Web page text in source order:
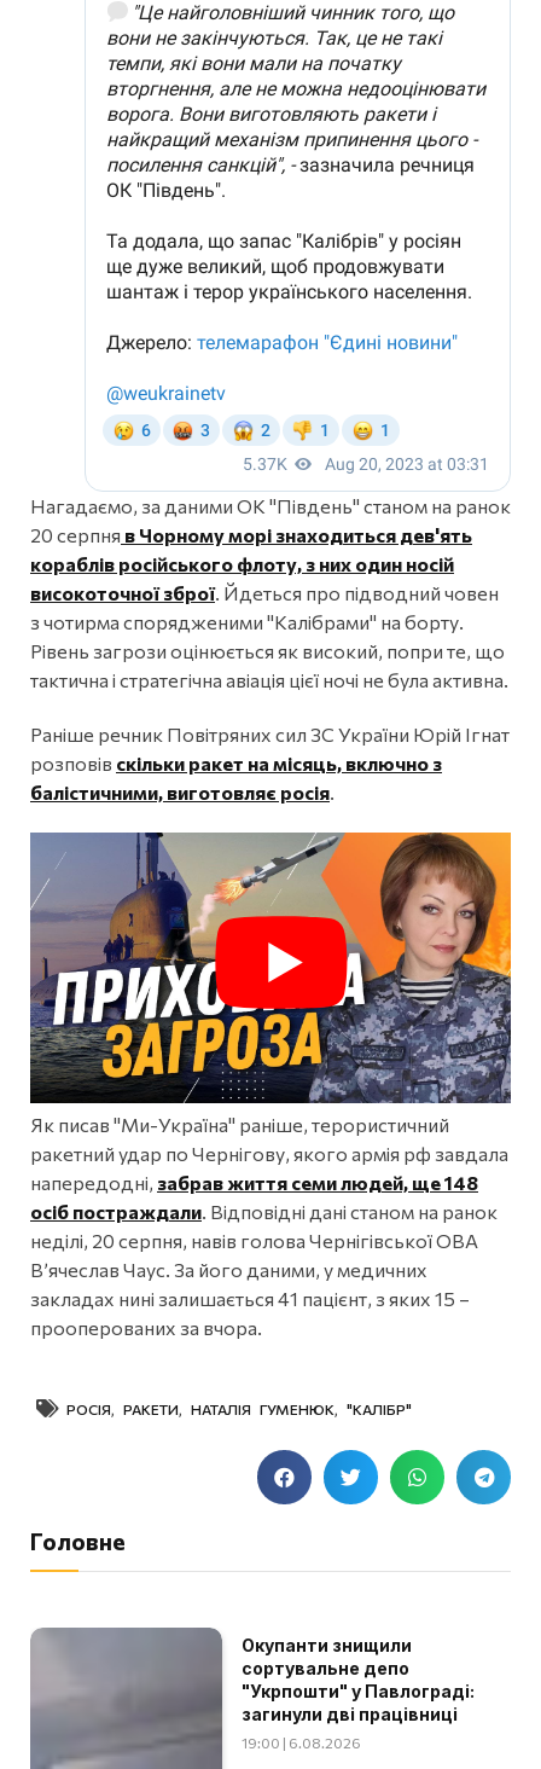
Нагадаємо, за даними ОК "Південь" станом на ранок
20 серпня в Чорному морі знаходиться дев'ять
кораблів російського флоту, з них один носій
високоточної зброї. Йдеться про підводний човен
з чотирма спорядженими "Калібрами" на борту.
Рівень загрози оцінюється як високий, попри те, що
тактична і стратегічна авіація цієї ночі не була активна.
Раніше речник Повітряних сил ЗС України Юрій Ігнат
розповів скільки ракет на місяць, включно з
балістичними, виготовляє росія
Як писав "Ми-Україна" раніше, терористичний
ракетний удар по Чернігову, якого армія рф завдала
напередодні, забрав життя семи людей, ще 148
осіб постраждали . Відповідні дані станом на ранок
неділі, 20 серпня, навів голова Чернігівської ОВА
В’ячеслав Чаус. За його даними, у медичних
закладах нині залишається 41 пацієнт, з яких 15 –
прооперованих за вчора.
РОСІЯ РАКЕТИ НАТАЛІЯ ГУМЕНЮК "КАЛІБР"
Головне
Окупанти знищили
сортувальне депо
"Укрпошти" у Павлограді:
загинули дві працівниці
19:00 | 6.08.2026